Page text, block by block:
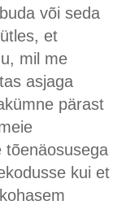
või seda
et
mil me
asjaga
pärast
tõenäosusega
kui et